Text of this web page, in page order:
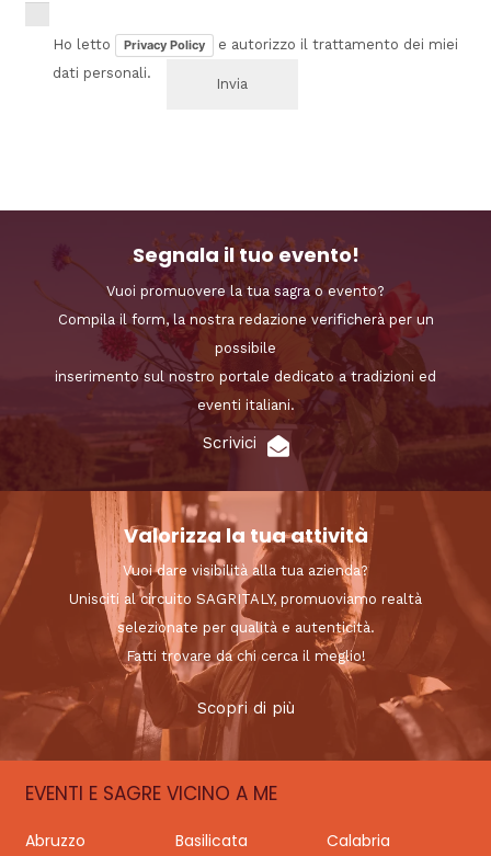
Ho letto Privacy Policy
e autorizzo il trattamento dei miei
dati personali.
Segnala il tuo evento!
Vuoi promuovere la tua sagra o evento?
Compila il form, la nostra redazione verificherà per un
possibile
inserimento sul nostro portale dedicato a tradizioni ed
eventi italiani.
Scrivici
Valorizza la tua attività
Vuoi dare visibilità alla tua azienda?
Unisciti al circuito SAGRITALY, promuoviamo realtà
selezionate per qualità e autenticità.
Fatti trovare da chi cerca il meglio!
Scopri di più
EVENTI E SAGRE VICINO A ME
Abruzzo Basilicata
Calabria